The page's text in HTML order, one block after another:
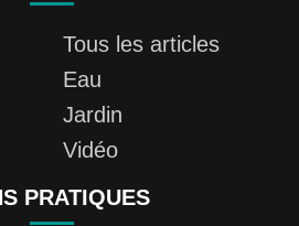
Tous les articles
Eau
Jardin
Vidéo
PRATIQUES